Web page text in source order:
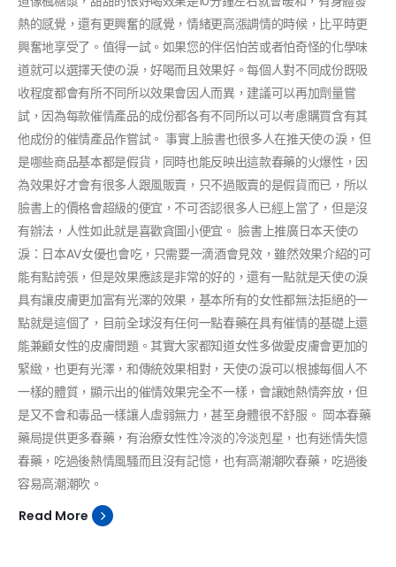
熱的感覺，還有更興奮的感覺，情緒更高漲調情的時候，比平時更
興奮地享受了。值得一試。如果您的伴侶怕苦或者怕奇怪的化學味
道就可以選擇天使の淚，好喝而且效果好。每個人對不同成份既吸
收程度都會有所不同所以效果會因人而異，建議可以再加劑量嘗
試，因為每款催情產品的成份都各有不同所以可以考慮購買含有其
他成份的催情產品作嘗試。 事實上臉書也很多人在推天使の淚，但
是哪些商品基本都是假貨，同時也能反映出這款春藥的火爆性，因
為效果好才會有很多人跟風販賣，只不過販賣的是假貨而已，所以
臉書上的價格會超級的便宜，不可否認很多人已經上當了，但是沒
有辦法，人性如此就是喜歡貪圖小便宜。 臉書上推廣日本天使の
淚：日本AV女優也會吃，只需要一滴酒會見效，雖然效果介紹的可
能有點誇張，但是效果應該是非常的好的，還有一點就是天使の淚
具有讓皮膚更加富有光澤的效果，基本所有的女性都無法拒絕的一
點就是這個了，目前全球沒有任何一點春藥在具有催情的基礎上還
能兼顧女性的皮膚問題。其實大家都知道女性多做愛皮膚會更加的
緊緻，也更有光澤，和傳統效果相對，天使の淚可以根據每個人不
一樣的體質，顯示出的催情效果完全不一樣，會讓她熱情奔放，但
是又不會和毒品一樣讓人虛弱無力，甚至身體很不舒服。 岡本春藥
藥局提供更多春藥，有治療女性性冷淡的冷淡剋星，也有迷情失憶
春藥，吃過後熱情風騷而且沒有記憶，也有高潮潮吹春藥，吃過後
容易高潮潮吹。
Read More